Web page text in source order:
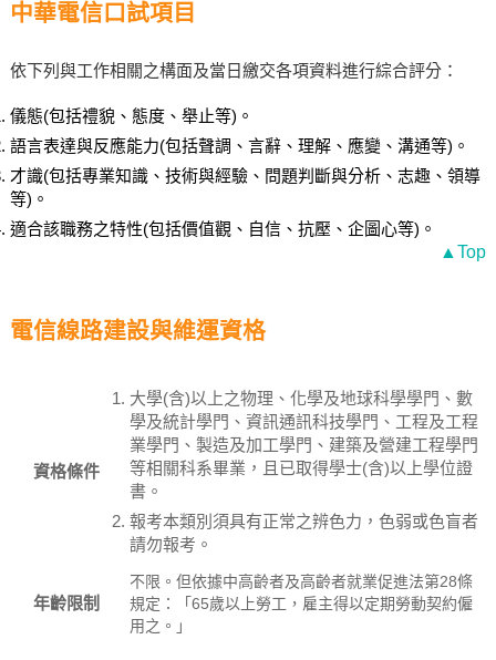
中華電信口試項目
依下列與工作相關之構面及當日繳交各項資料進行綜合評分：
儀態(包括禮貌、態度、舉止等)。
語言表達與反應能力(包括聲調、言辭、理解、應變、溝通等)。
才識(包括專業知識、技術與經驗、問題判斷與分析、志趣、領導
等)。
適合該職務之特性(包括價值觀、自信、抗壓、企圖心等)。
▲Top
電信線路建設與維運資格
資格條件
大學(含)以上之物理、化學及地球科學學門、數
學及統計學門、資訊通訊科技學門、工程及工程
業學門、製造及加工學門、建築及營建工程學門
等相關科系畢業，且已取得學士(含)以上學位證
書。
報考本類別須具有正常之辨色力，色弱或色盲者
請勿報考。
年齡限制
不限。但依據中高齡者及高齡者就業促進法第28條
規定：「65歲以上勞工，雇主得以定期勞動契約僱
用之。」